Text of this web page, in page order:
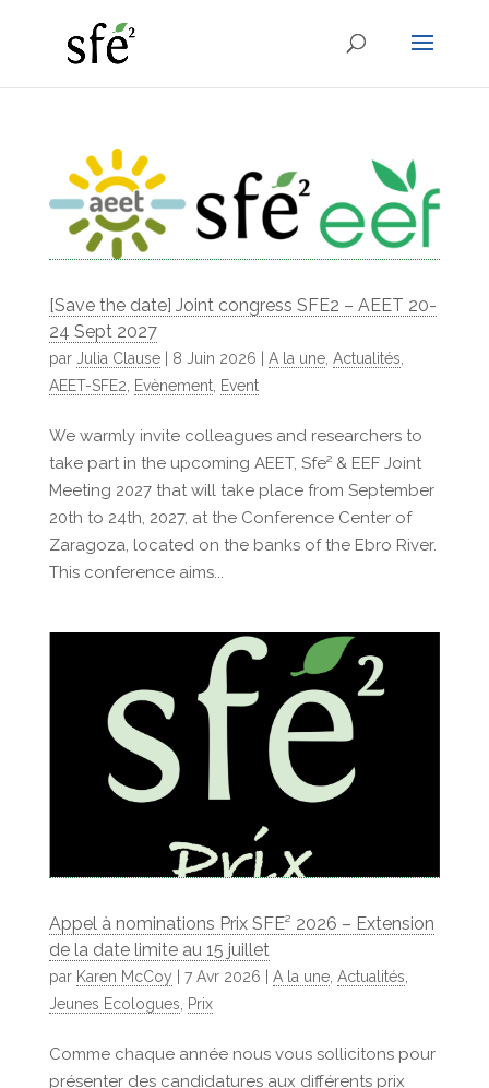
[Save the date] Joint congress SFE2 – AEET 20-
24 Sept 2027
par Julia Clause| 8 Juin 2026 A la une, Actualités
AEET-SFE2
Evènement, Event
We warmly invite colleagues and researchers to
take part in the upcoming AEET, Sfe² & EEF Joint
Meeting 2027 that will take place from September
20th to 24th, 2027, at the Conference Center of
Zaragoza, located on the banks of the Ebro River.
This conference aims...
Appel à nominations Prix SFE² 2026 – Extension
de la date limite au 15 juillet
par Karen McCoy 7 Avr 2026 A la une, Actualités
Jeunes Ecologues
Prix
Comme chaque année nous vous sollicitons pour
présenter des candidatures aux différents prix